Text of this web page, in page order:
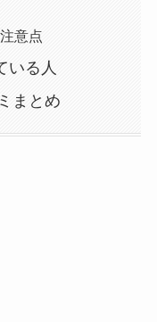
意点
いる人
まとめ